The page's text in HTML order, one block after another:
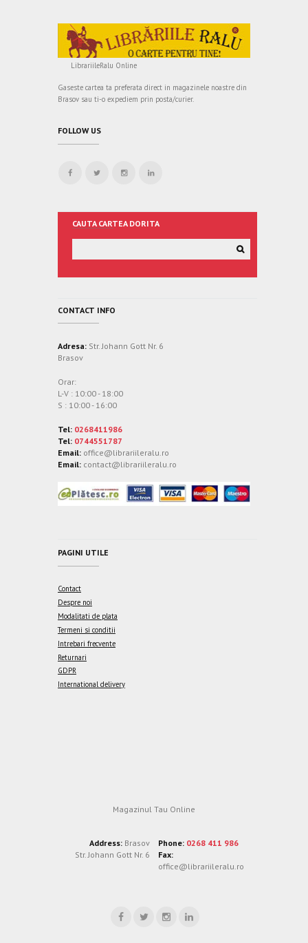
LibrariileRalu Online
Gaseste cartea ta preferata direct in magazinele noastre din
Brasov sau ti-o expediem prin posta/curier.
FOLLOW US
CAUTA CARTEA DORITA
CONTACT INFO
Adresa: Str. Johann Gott Nr. 6
Brasov
Orar:
L-V : 10:00 - 18:00
S : 10:00 - 16:00
Tel: 0268411986
Tel: 0744551787
Email: office@librariileralu.ro
Email: contact@librariileralu.ro
PAGINI UTILE
Contact
Despre noi
Modalitati de plata
Termeni si conditii
Intrebari frecvente
Returnari
GDPR
International delivery
Magazinul Tau Online
Phone: 0268 411 986
Fax:
office@librariileralu.ro
Address: Brasov
Str. Johann Gott Nr. 6